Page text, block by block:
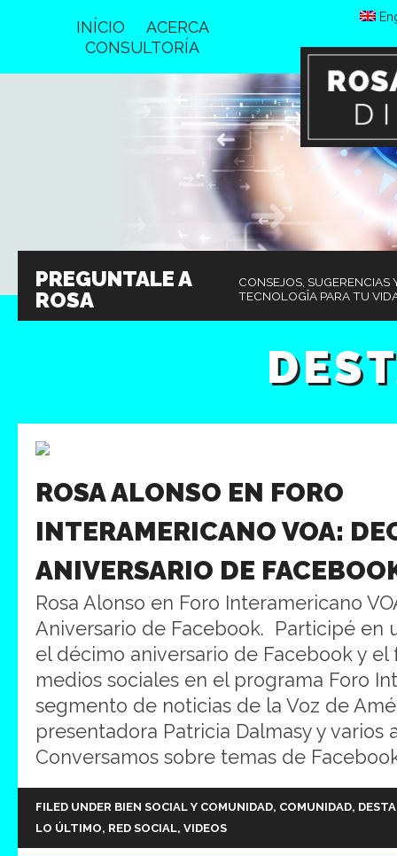
INÍCIO
ACERCA
CONSULTORÍA
PREGUNTALE A
ROSA
CONSEJOS, SUGERENCIAS
TECNOLOGÎA PARA TU
ROSA ALONSO EN FORO
INTERAMERICANO VOA:
ANIVERSARIO DE
Rosa Alonso en Foro Interamericano
Aniversario de Facebook. Participé en
el décimo aniversario de Facebook y
medios sociales en el programa Foro
segmento de noticias de la Voz de
presentadora Patricia Dalmasy y varios
Conversamos sobre temas de
FILED UNDER BIEN SOCIAL Y COMUNIDAD, COMUNIDAD,
LO ÚLTIMO, RED SOCIAL, VIDEOS